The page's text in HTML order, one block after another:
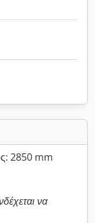
2850 mm
να